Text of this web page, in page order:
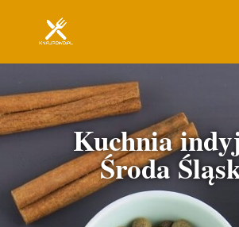
Kuchnia
Środa